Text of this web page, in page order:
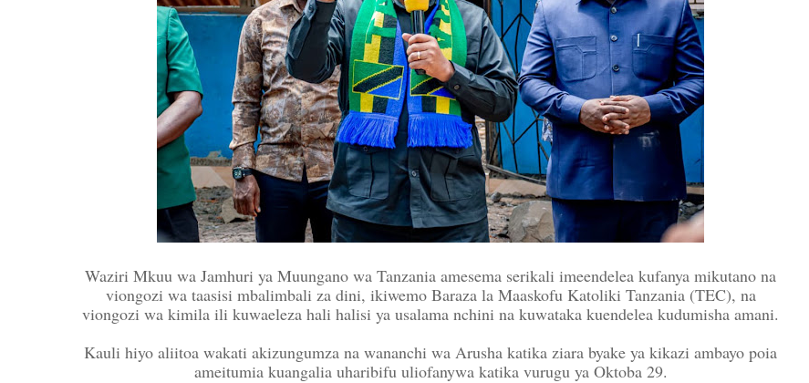
Waziri Mkuu wa Jamhuri ya Muungano wa Tanzania amesema serikali imeendelea kufanya mikutano na
viongozi wa taasisi mbalimbali za dini, ikiwemo Baraza la Maaskofu Katoliki Tanzania (TEC), na
viongozi wa kimila ili kuwaeleza hali halisi ya usalama nchini na kuwataka kuendelea kudumisha amani.
Kauli hiyo aliitoa wakati akizungumza na wananchi wa Arusha katika ziara byake ya kikazi ambayo poia
ameitumia kuangalia uharibifu uliofanywa katika vurugu ya Oktoba 29.